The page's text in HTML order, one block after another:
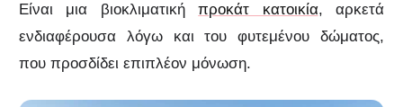
Είναι μια βιοκλιματικήπροκάτ κατοικία, αρκετά
ενδιαφέρουσα λόγω και του φυτεμένου δώματος,
που προσδίδει επιπλέον μόνωση.